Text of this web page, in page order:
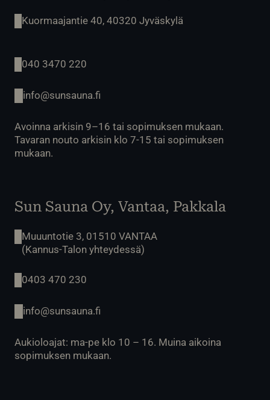
Kuormaajantie 40, 40320 Jyväskylä
040 3470 220
info@sunsauna.fi
Avoinna arkisin 9–16 tai sopimuksen mukaan.
Tavaran nouto arkisin klo 7-15 tai sopimuksen
mukaan.
Sun Sauna Oy, Vantaa, Pakkala
Muuuntotie 3, 01510 VANTAA
(Kannus-Talon yhteydessä)
0403 470 230
info@sunsauna.fi
Aukioloajat: ma-pe klo 10 – 16. Muina aikoina
sopimuksen mukaan.